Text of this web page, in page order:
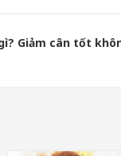
Giảm cân tốt